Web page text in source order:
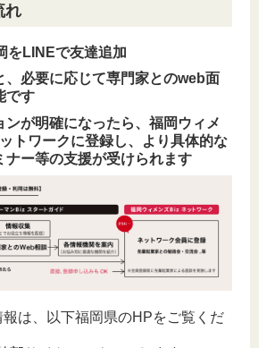
れ
をLINEで友達追加
、必要に応じて専門家とのweb面
です
ンが明確になったら、福岡ウィメ
トワークに登録し、より具体的な
ナー等の支援が受けられます
報は、以下福岡県のHPをご覧くだ